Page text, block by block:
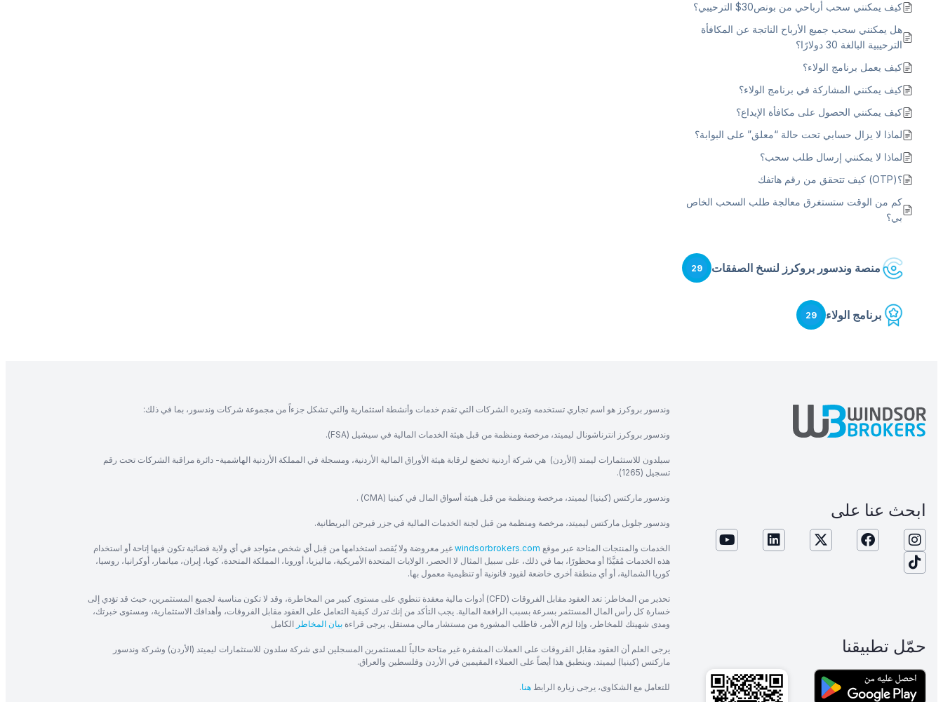
كيف يمكنني سحب أرباحي من بونص30$ الترحيبي؟
هل يمكنني سحب جميع الأرباح الناتجة عن المكافأة
الترحيبية البالغة 30 دولارًا؟
كيف يعمل برنامج الولاء؟
كيف يمكنني المشاركة في برنامج الولاء؟
كيف يمكنني الحصول على مكافأة الإيداع؟
لماذا لا يزال حسابي تحت حالة “معلق” على البوابة؟
لماذا لا يمكنني إرسال طلب سحب؟
؟(OTP) كيف تتحقق من رقم هاتفك
كم من الوقت ستستغرق معالجة طلب السحب الخاص
بي؟
منصة وندسور بروكرز لنسخ الصفقات 29
برنامج الولاء 29
ابحث عنا على
حمّل تطبيقنا
وندسور بروكرز هو اسم تجاري تستخدمه وتديره الشركات التي تقدم خدمات وأنشطة استثمارية والتي تشكل جزءاً من مجموعة شركات وندسور، بما في ذلك:
وندسور بروكرز انترناشونال ليميتد، مرخصة ومنظمة من قبل هيئة الخدمات المالية في سيشيل (FSA).
سيلدون للاستثمارات ليمتد (الأردن) هي شركة أردنية تخضع لرقابة هيئة الأوراق المالية الأردنية، ومسجلة في المملكة الأردنية الهاشمية- دائرة مراقبة الشركات تحت رقم
تسجيل (1265).
وندسور ماركتس (كينيا) ليميتد، مرخصة ومنظمة من قبل هيئة أسواق المال في كينيا (CMA) .
وندسور جلوبل ماركتس ليميتد، مرخصة ومنظمة من قبل لجنة الخدمات المالية في جزر فيرجن البريطانية.
الخدمات والمنتجات المتاحة عبر موقع windsorbrokers.com غير معروضة ولا يُقصد استخدامها من قِبل أي شخص متواجد في أي ولاية قضائية تكون فيها إتاحة أو استخدام
هذه الخدمات مُقيَّدًا أو محظورًا، بما في ذلك، على سبيل المثال لا الحصر، الولايات المتحدة الأمريكية، ماليزيا، أوروبا، المملكة المتحدة، كوبا، إيران، ميانمار، أوكرانيا، روسيا،
كوريا الشمالية، أو أي منطقة أخرى خاضعة لقيود قانونية أو تنظيمية معمول بها.
تحذير من المخاطر: تعد العقود مقابل الفروقات (CFD) أدوات مالية معقدة تنطوي على مستوى كبير من المخاطرة، وقد لا تكون مناسبة لجميع المستثمرين، حيث قد تؤدي إلى
خسارة كل رأس المال المستثمر بسرعة بسبب الرافعة المالية. يجب التأكد من إنك تدرك كيفية التعامل على العقود مقابل الفروقات، وأهدافك الاستثمارية، ومستوى خبرتك،
ومدى شهيتك للمخاطر، وإذا لزم الأمر، فاطلب المشورة من مستشار مالي مستقل. يرجى قراءةبيان المخاطر الكامل
يرجى العلم أن العقود مقابل الفروقات على العملات المشفرة غير متاحة حالياً للمستثمرين المسجلين لدى شركة سلدون للاستثمارات ليميتد (الأردن) وشركة وندسور
ماركتس (كينيا) ليميتد. وينطبق هذا أيضاً على العملاء المقيمين في الأردن وفلسطين والعراق.
للتعامل مع الشكاوى، يرجى زيارة الرابطهنا.